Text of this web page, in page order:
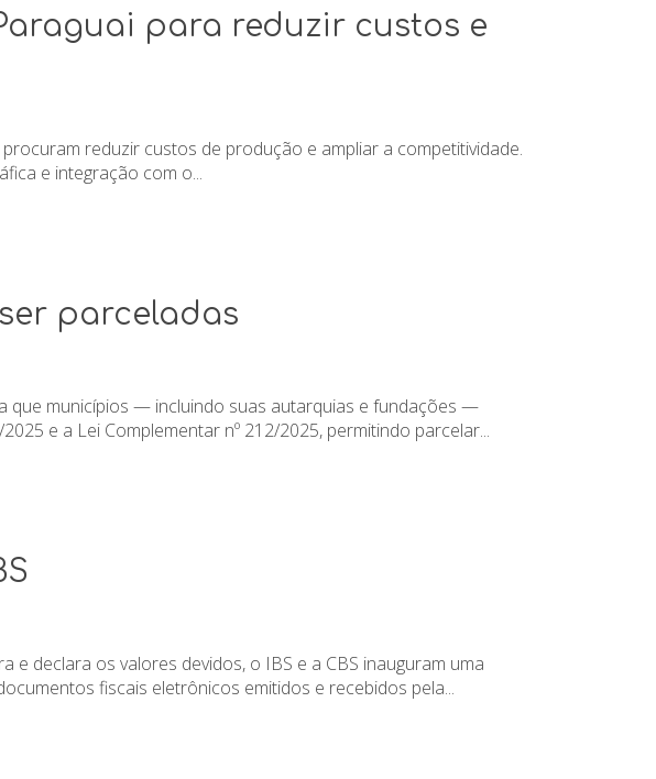
para reduzir custos e
reduzir custos de produção e ampliar a competitividade.
e integração com o...
parceladas
que municípios — incluindo suas autarquias e fundações —
e a Lei Complementar nº 212/2025, permitindo parcelar...
e declara os valores devidos, o IBS e a CBS inauguram uma
fiscais eletrônicos emitidos e recebidos pela...